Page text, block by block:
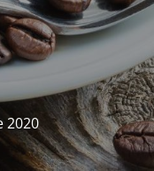
2020